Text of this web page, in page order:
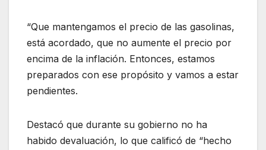
“Que mantengamos el precio de las gasolinas,
está acordado, que no aumente el precio por
encima de la inflación. Entonces, estamos
preparados con ese propósito y vamos a estar
pendientes.
Destacó que durante su gobierno no ha
habido devaluación, lo que calificó de “hecho